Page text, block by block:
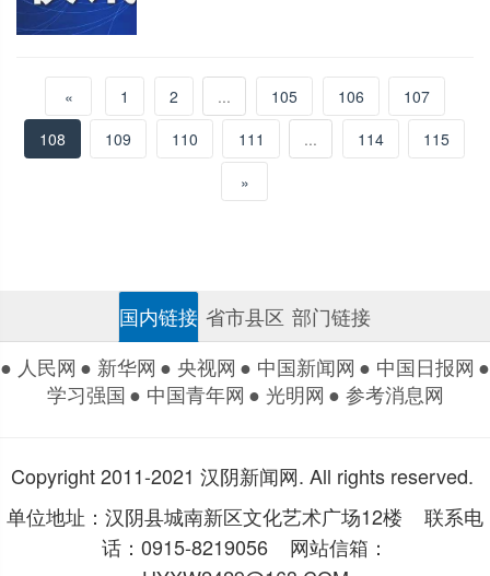
« 1 2 ... 105 106
107
108
109 110 111 ... 114
115
»
国内链接 省市县区 部门链接
● 人民网 ● 新华网 ● 央视网 ● 中国新闻网 ● 中国日报网 ●
学习强国● 中国青年网 ● 光明网 ● 参考消息网
Copyright 2011-2021 汉阴新闻网. All rights reserved.
单位地址：汉阴县城南新区文化艺术广场12楼 联系电
话：0915-8219056 网站信箱：